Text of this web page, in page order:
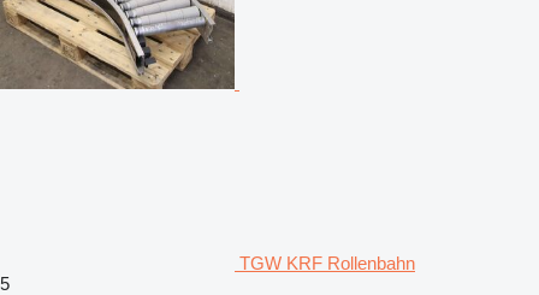
TGW KRF Rollenbahn
5